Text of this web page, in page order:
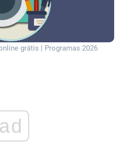
grátis | Programas 2026
ad